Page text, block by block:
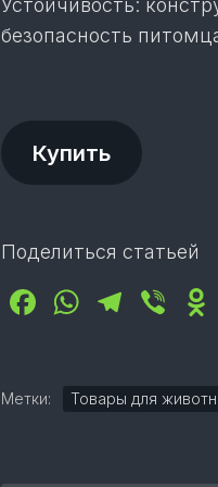
Устойчивость:
безопасность
Купить
Поделиться статьей
Facebook
Метки: Товары для